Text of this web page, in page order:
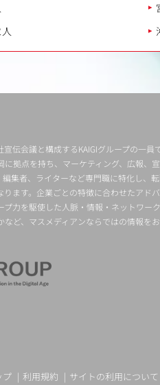
伝会議と構成するKAIGIグループの一
拠点を持ち、マーケティング、広報
集者、ライターなど専門職に特化し、
ます。企業ごとの特徴に合わせたア
力を駆使した人脈・情報・ネットワ
ど、マスメディアンならではの情報をお
プ 利用規約 サイトの利用について